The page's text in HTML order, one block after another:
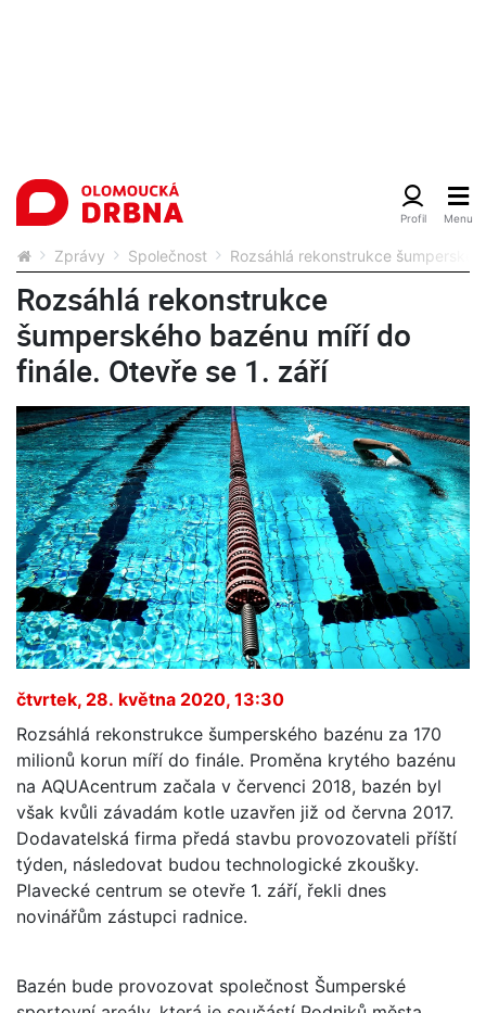
Zprávy Společnost Rozsáhlá rekonstrukce
Rozsáhlá rekonstrukce
šumperského bazénu míří do
finále. Otevře se 1. září
čtvrtek, 28. května 2020, 13:30
Rozsáhlá rekonstrukce šumperského bazénu za 170
milionů korun míří do finále. Proměna krytého bazénu
na AQUAcentrum začala v červenci 2018, bazén byl
však kvůli závadám kotle uzavřen již od června 2017.
Dodavatelská firma předá stavbu provozovateli příští
týden, následovat budou technologické zkoušky.
Plavecké centrum se otevře 1. září, řekli dnes
novinářům zástupci radnice.
Bazén bude provozovat společnost Šumperské